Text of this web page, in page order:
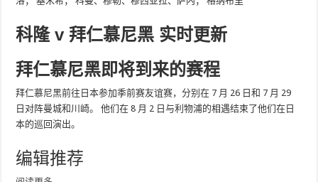
科隆 v 拜仁慕尼黑 实时更新
拜仁慕尼黑即将到来的赛程
拜仁慕尼黑前往日本参加季前赛友谊赛，分别在 7 月 26 日和 7 月 29
日对阵曼城和川崎。 他们在 8 月 2 日与利物浦的相遇结束了他们在日
本的巡回演出。
编辑推荐